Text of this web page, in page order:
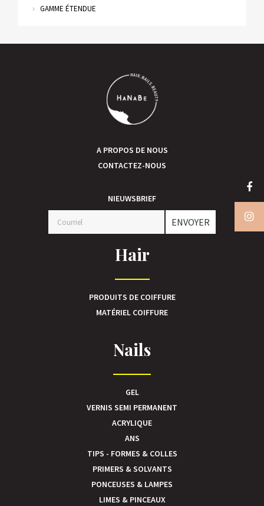
GAMME ÉTENDUE
A PROPOS DE NOUS
CONTACTEZ-NOUS
NIEUWSBRIEF
ENVOYER
Hair
PRODUITS DE COIFFURE
MATÉRIEL COIFFURE
Nails
GEL
VERNIS SEMI PERMANENT
ACRYLIQUE
ANS
TIPS - FORMES & COLLES
PRIMERS & SOLVANTS
PONCEUSES & LAMPES
LIMES & PINCEAUX